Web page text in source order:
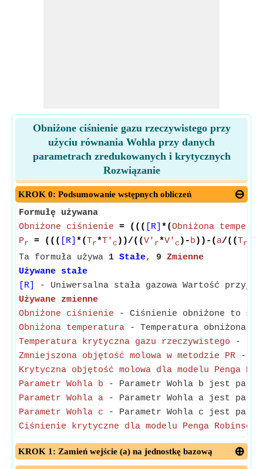
Obniżone ciśnienie gazu rzeczywistego przy
użyciu równania Wohla przy danych
parametrach zredukowanych i krytycznych
Rozwiązanie
KROK 0: Podsumowanie wstępnych obliczeń
Formułę używana
Obniżone ciśnienie = ((( [R] *(Obniżona
Pr = ((( [R] *(Tr*T' c ))/((V' r*V' c )-b ))-( a/((Tr
Ta formuła używa 1 Stałe, 9 Zmienne
Używane stałe
[R]
- Uniwersalna stała gazowa Wartość
Używane zmienne
Obniżone ciśnienie - Ciśnienie obniżone to
Obniżona temperatura - Temperatura obniżona
Temperatura krytyczna gazu rzeczywistego -
Zmniejszona objętość molowa w metodzie PR -
Krytyczna objętość molowa dla modelu Penga
Parametr Wohla b - Parametr Wohla b jest
Parametr Wohla a - Parametr Wohla a jest
Parametr Wohla c - Parametr Wohla c jest
Ciśnienie krytyczne dla modelu Penga Robinsona
KROK 1: Zamień wejście (a) na jednostkę bazową